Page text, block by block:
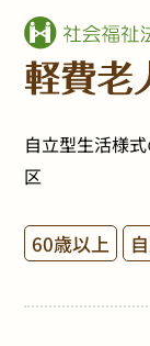
自立型生活様
区
60歳以上